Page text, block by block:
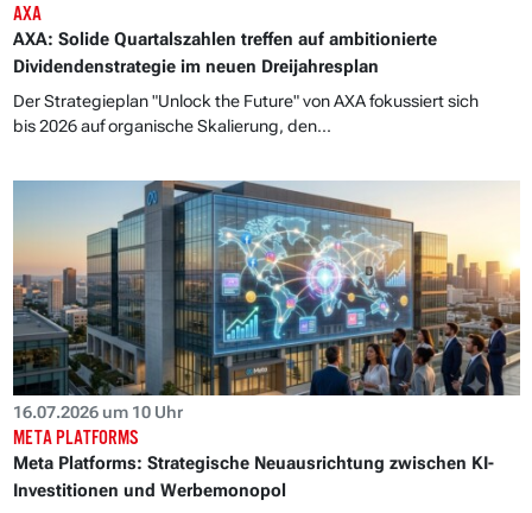
AXA
AXA: Solide Quartalszahlen treffen auf ambitionierte
Dividendenstrategie im neuen Dreijahresplan
Der Strategieplan "Unlock the Future" von AXA fokussiert sich
bis 2026 auf organische Skalierung, den...
16.07.2026 um 10 Uhr
META PLATFORMS
Meta Platforms: Strategische Neuausrichtung zwischen KI-
Investitionen und Werbemonopol